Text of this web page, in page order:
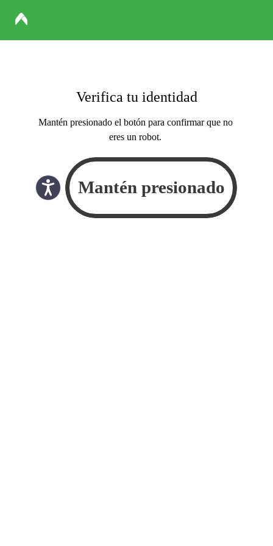
Verifica tu identidad
Mantén presionado el botón para confirmar que no
eres un robot.